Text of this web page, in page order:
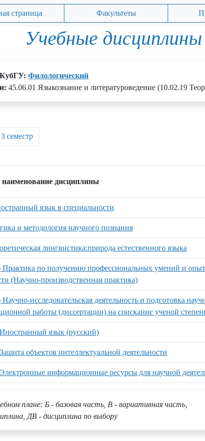
страница Факультеты
Учебные
КубГУ: Филологический
45.06.01 Языкознание и литературоведение (10.02.19
3 семестр
дисциплины
язык в специальности
и методология научного познания
лингвистика:природа естественного языка
по получению профессиональных умений и
(Научно-производственная практика)
исследовательская деятельность и подготовка
работы (диссертации) на соискание ученой
язык (русский)
объектов интеллектуальной деятельности
информационные ресурсы для научной
плане: Б - базовая часть, В - вариативная часть,
ДВ - дисциплина по выбору